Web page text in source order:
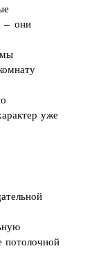
— они
уже
потолочной